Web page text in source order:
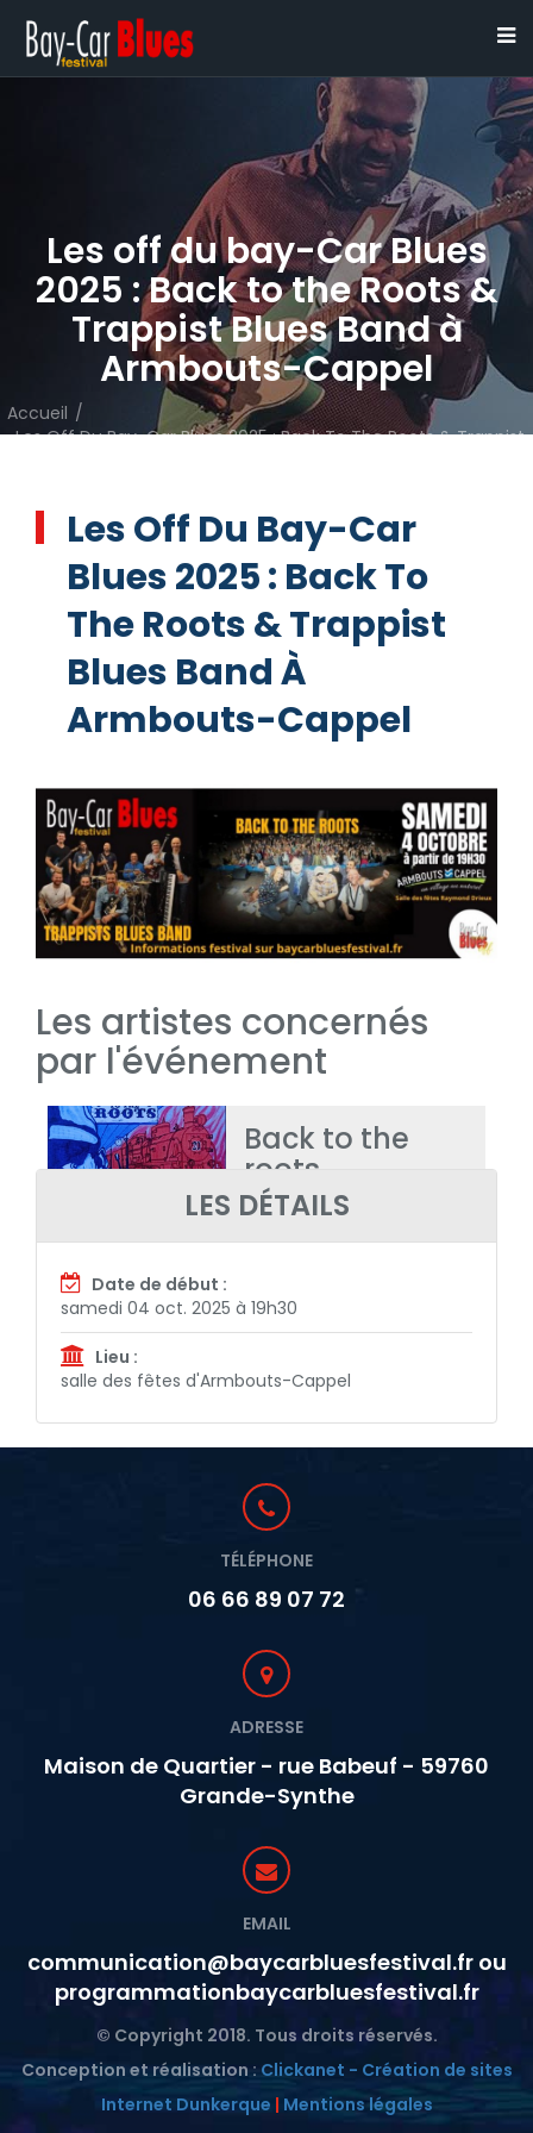
Les off du bay-Car Blues
2025 : Back to the Roots &
Trappist Blues Band à
Armbouts-Cappel
Accueil /
Les Off Du Bay-Car Blues 2025 : Back To The Roots & Trappist
Les Off Du Bay-Car
Blues 2025 : Back To
The Roots & Trappist
Blues Band À
Armbouts-Cappel
Les artistes concernés
par l'événement
Back to the
roots
LES DÉTAILS
Date de début :
samedi 04 oct. 2025 à 19h30
Lieu :
salle des fêtes d'Armbouts-Cappel
TÉLÉPHONE
06 66 89 07 72
ADRESSE
Maison de Quartier - rue Babeuf - 59760
Grande-Synthe
EMAIL
communication@baycarbluesfestival.fr ou
programmationbaycarbluesfestival.fr
© Copyright 2018. Tous droits réservés.
Conception et réalisation :Clickanet - Création de sites
Internet Dunkerque | Mentions légales